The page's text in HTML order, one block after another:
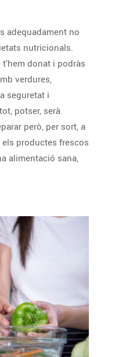
adequadament no
nutricionals.
donat i podràs
verdures,
seguretat i
potser, serà
però, per sort, a
productes frescos
alimentació sana,